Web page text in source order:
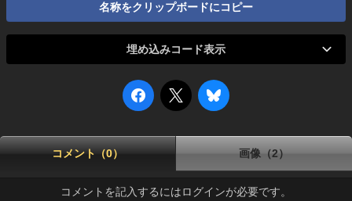
名称をクリップボードにコピー
埋め込みコード表示
コメント（0） 画像（2）
コメントを記入するにはログインが必要です。